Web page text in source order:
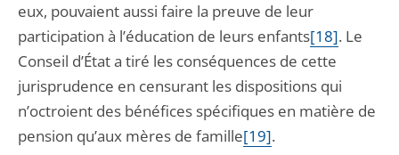
eux, pouvaient aussi faire la preuve de leur
participation à l’éducation de leurs enfants[18]. Le
Conseil d’État a tiré les conséquences de cette
jurisprudence en censurant les dispositions qui
n’octroient des bénéfices spécifiques en matière de
pension qu’aux mères de famille[19].